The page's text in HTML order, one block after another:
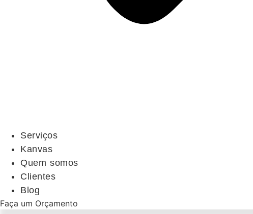
Serviços
Kanvas
Quem somos
Clientes
Blog
Faça um Orçamento